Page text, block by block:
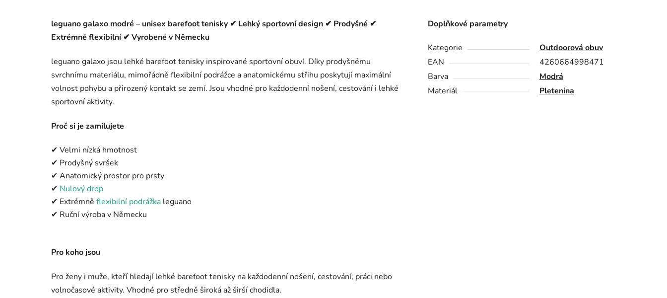
leguano galaxo modré – unisex barefoot tenisky ✔ Lehký sportovní design ✔ Prodyšné ✔
Extrémně flexibilní ✔ Vyrobené v Německu
leguano galaxo jsou lehké barefoot tenisky inspirované sportovní obuví. Díky prodyšnému
svrchnímu materiálu, mimořádně flexibilní podrážce a anatomickému střihu poskytují maximální
volnost pohybu a přirozený kontakt se zemí. Jsou vhodné pro každodenní nošení, cestování i lehké
sportovní aktivity.
Proč si je zamilujete
✔ Velmi nízká hmotnost
✔ Prodyšný svršek
✔ Anatomický prostor pro prsty
✔ Nulový drop
✔ Extrémně flexibilní podrážka leguano
✔ Ruční výroba v Německu
Pro koho jsou
Pro ženy i muže, kteří hledají lehké barefoot tenisky na každodenní nošení, cestování, práci nebo
volnočasové aktivity. Vhodné pro středně široká až širší chodidla.
Doplňkové parametry
Kategorie
Outdoorová obuv
EAN
4260664998471
Barva
Modrá
Materiál
Pletenina